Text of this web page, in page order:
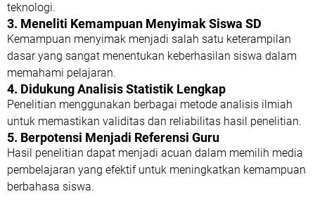
teknologi.
3. Meneliti Kemampuan Menyimak Siswa SD
Kemampuan menyimak menjadi salah satu keterampilan
dasar yang sangat menentukan keberhasilan siswa dalam
memahami pelajaran.
4. Didukung Analisis Statistik Lengkap
Penelitian menggunakan berbagai metode analisis ilmiah
untuk memastikan validitas dan reliabilitas hasil penelitian.
5. Berpotensi Menjadi Referensi Guru
Hasil penelitian dapat menjadi acuan dalam memilih media
pembelajaran yang efektif untuk meningkatkan kemampuan
berbahasa siswa.